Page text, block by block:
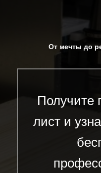
От мечты до
Получите
лист и